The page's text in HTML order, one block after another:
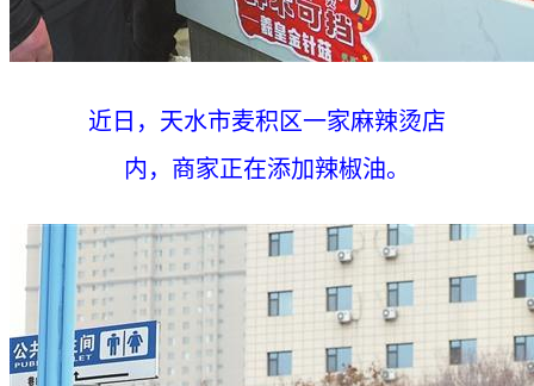
近日，天水市麦积区一家麻辣烫店
内，商家正在添加辣椒油。